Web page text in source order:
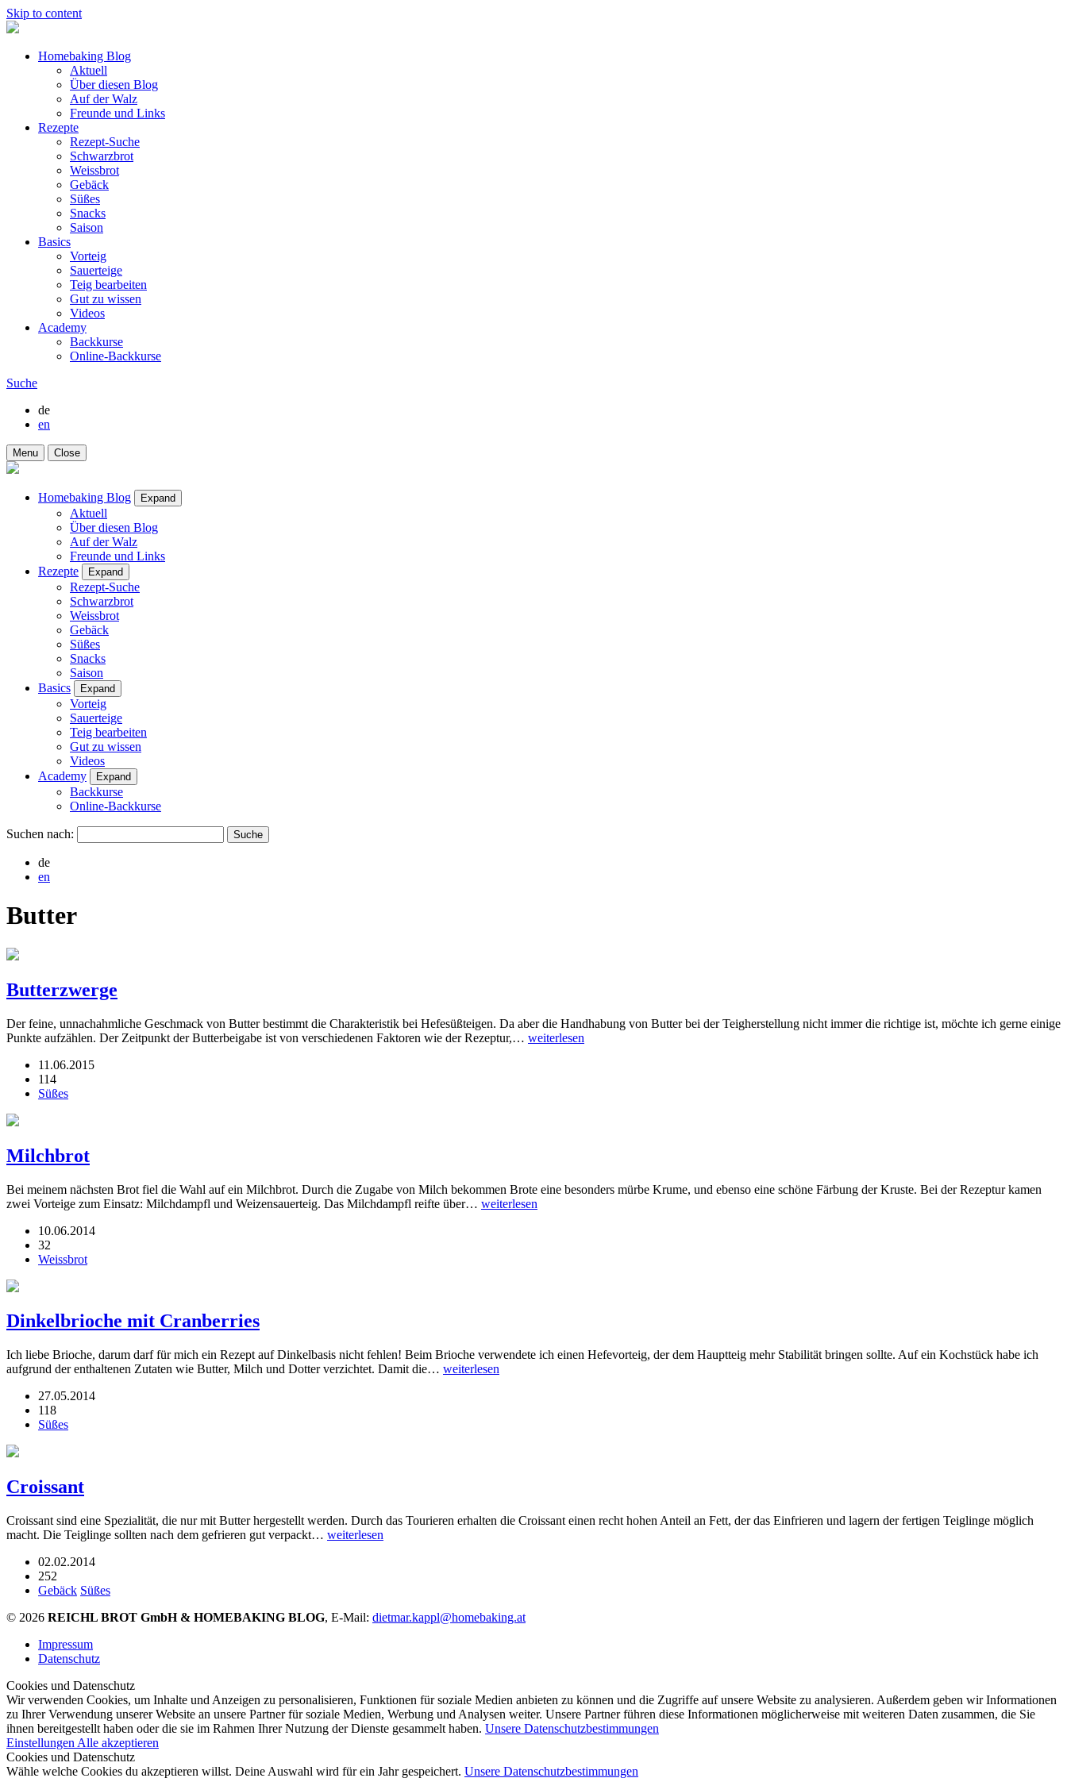
Skip to content
Homebaking Blog
Aktuell
Über diesen Blog
Auf der Walz
Freunde und Links
Rezepte
Rezept-Suche
Schwarzbrot
Weissbrot
Gebäck
Süßes
Snacks
Saison
Basics
Vorteig
Sauerteige
Teig bearbeiten
Gut zu wissen
Videos
Academy
Backkurse
Online-Backkurse
Suche
de
en
Menu Close
Homebaking Blog Expand
Aktuell
Über diesen Blog
Auf der Walz
Freunde und Links
Rezepte
Expand
Rezept-Suche
Schwarzbrot
Weissbrot
Gebäck
Süßes
Snacks
Saison
Basics
Expand
Vorteig
Sauerteige
Teig bearbeiten
Gut zu wissen
Videos
Academy
Expand
Backkurse
Online-Backkurse
Suchen nach:
de
en
Butter
Butterzwerge
Der feine, unnachahmliche Geschmack von Butter bestimmt die Charakteristik bei Hefesüßteigen. Da aber die Handhabung von Butter bei der Teigherstellung nicht immer die richtige ist, möchte ich gerne einige
Punkte aufzählen. Der Zeitpunkt der Butterbeigabe ist von verschiedenen Faktoren wie der Rezeptur,… weiterlesen
11.06.2015
114
Süßes
Milchbrot
Bei meinem nächsten Brot fiel die Wahl auf ein Milchbrot. Durch die Zugabe von Milch bekommen Brote eine besonders mürbe Krume, und ebenso eine schöne Färbung der Kruste. Bei der Rezeptur kamen
zwei Vorteige zum Einsatz: Milchdampfl und Weizensauerteig. Das Milchdampfl reifte über… weiterlesen
10.06.2014
32
Weissbrot
Dinkelbrioche mit Cranberries
Ich liebe Brioche, darum darf für mich ein Rezept auf Dinkelbasis nicht fehlen! Beim Brioche verwendete ich einen Hefevorteig, der dem Hauptteig mehr Stabilität bringen sollte. Auf ein Kochstück habe ich
aufgrund der enthaltenen Zutaten wie Butter, Milch und Dotter verzichtet. Damit die… weiterlesen
27.05.2014
118
Süßes
Croissant
Croissant sind eine Spezialität, die nur mit Butter hergestellt werden. Durch das Tourieren erhalten die Croissant einen recht hohen Anteil an Fett, der das Einfrieren und lagern der fertigen Teiglinge möglich
macht. Die Teiglinge sollten nach dem gefrieren gut verpackt… weiterlesen
02.02.2014
252
Gebäck Süßes
© 2026 REICHL BROT GmbH & HOMEBAKING BLOG, E-Mail: dietmar.kappl@homebaking.at
Impressum
Datenschutz
Cookies und Datenschutz
Wir verwenden Cookies, um Inhalte und Anzeigen zu personalisieren, Funktionen für soziale Medien anbieten zu können und die Zugriffe auf unsere Website zu analysieren. Außerdem geben wir Informationen
zu Ihrer Verwendung unserer Website an unsere Partner für soziale Medien, Werbung und Analysen weiter. Unsere Partner führen diese Informationen möglicherweise mit weiteren Daten zusammen, die Sie
ihnen bereitgestellt haben oder die sie im Rahmen Ihrer Nutzung der Dienste gesammelt haben. Unsere Datenschutzbestimmungen
Einstellungen Alle akzeptieren
Cookies und Datenschutz
Wähle welche Cookies du akzeptieren willst. Deine Auswahl wird für ein Jahr gespeichert. Unsere Datenschutzbestimmungen